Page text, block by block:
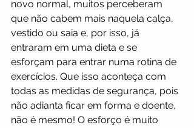
novo normal, muitos perceberam
que não cabem mais naquela calça,
vestido ou saia e, por isso, já
entraram em uma dieta e se
esforçam para entrar numa rotina de
exercícios. Que isso aconteça com
todas as medidas de segurança, pois
não adianta ficar em forma e doente,
não é mesmo! O esforço é muito